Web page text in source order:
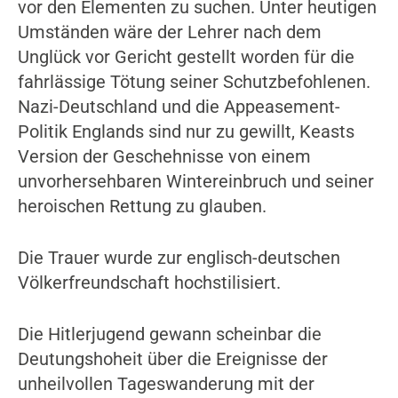
vor den Elementen zu suchen. Unter heutigen
Umständen wäre der Lehrer nach dem
Unglück vor Gericht gestellt worden für die
fahrlässige Tötung seiner Schutzbefohlenen.
Nazi-Deutschland und die Appeasement-
Politik Englands sind nur zu gewillt, Keasts
Version der Geschehnisse von einem
unvorhersehbaren Wintereinbruch und seiner
heroischen Rettung zu glauben.
Die Trauer wurde zur englisch-deutschen
Völkerfreundschaft hochstilisiert.
Die Hitlerjugend gewann scheinbar die
Deutungshoheit über die Ereignisse der
unheilvollen Tageswanderung mit der